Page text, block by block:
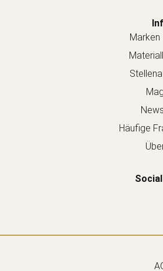
Marken
Häufige